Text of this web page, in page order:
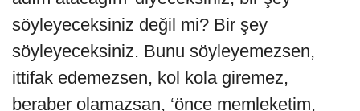
söyleyeceksiniz değil mi? Bir şey
söyleyeceksiniz. Bunu söyleyemezsen,
ittifak edemezsen, kol kola giremez,
beraber olamazsan, ‘önce memleketim,